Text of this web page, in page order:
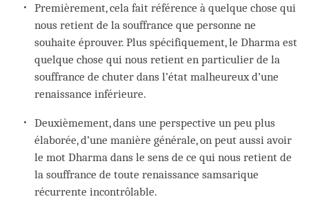
Premièrement, cela fait référence à quelque chose qui
nous retient de la souffrance que personne ne
souhaite éprouver. Plus spécifiquement, le Dharma est
quelque chose qui nous retient en particulier de la
souffrance de chuter dans l’état malheureux d’une
renaissance inférieure.
Deuxièmement, dans une perspective un peu plus
élaborée, d’une manière générale, on peut aussi avoir
le mot Dharma dans le sens de ce qui nous retient de
la souffrance de toute renaissance samsarique
récurrente incontrôlable.